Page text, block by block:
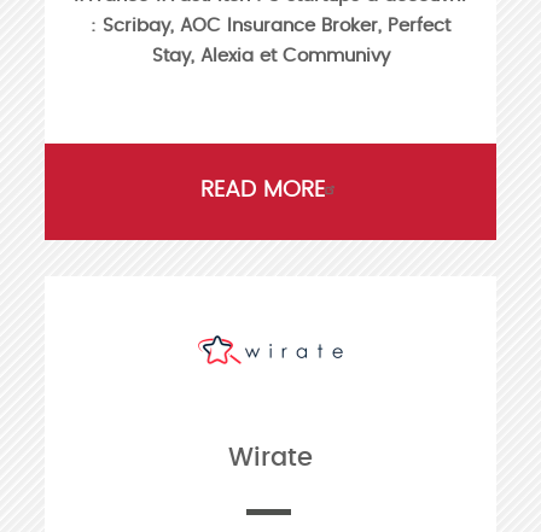
: Scribay, AOC Insurance Broker, Perfect
Stay, Alexia et Communivy
READ MORE
Wirate